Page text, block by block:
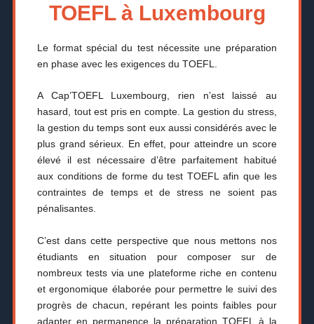
TOEFL à Luxembourg
Le format spécial du test nécessite une préparation
en phase avec les exigences du TOEFL.
A Cap’TOEFL Luxembourg, rien n’est laissé au
hasard, tout est pris en compte. La gestion du stress,
la gestion du temps sont eux aussi considérés avec le
plus grand sérieux. En effet, pour atteindre un score
élevé il est nécessaire d’être parfaitement habitué
aux conditions de forme du test TOEFL afin que les
contraintes de temps et de stress ne soient pas
pénalisantes.
C’est dans cette perspective que nous mettons nos
étudiants en situation pour composer sur de
nombreux tests via une plateforme riche en contenu
et ergonomique élaborée pour permettre le suivi des
progrès de chacun, repérant les points faibles pour
adapter en permanence la préparation TOEFL à la